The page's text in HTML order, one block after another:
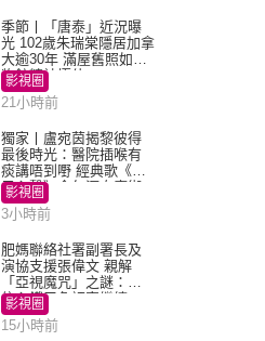
季節丨「唐泰」近況曝
光 102歲朱瑞棠隱居加拿
大逾30年 滿屋舊照如博
物館精神極佳
影視圈
21小時前
獨家丨盧宛茵揭黎彼得
最後時光：醫院插喉有
痰講唔到嘢 經典歌《浪
子心聲》金句源自廟街
睇相佬
影視圈
3小時前
肥媽聯絡社署副署長及
演協支援張偉文 親解
「亞視魔咒」之謎：有
信心鐵三角評審繼續
影視圈
15小時前